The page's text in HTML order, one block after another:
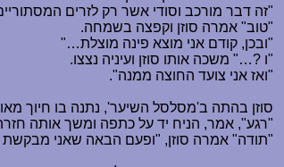
"זה דבר מורכב וסודי אשר רק לזרים
"טוב" אמרה סוזן וקפצה בשמחה.
"ובכן, קודם אני מוצא פינה מוצלת…
"
"ו ?…" משכה אותו סוזן ועיניה נצצו.
"ואז אני צועד החוצה ממנה".
סוזן בהתה ב'מסלסל השיער', נתנה בו חיוך
"רגע", אמר, הניח יד על כתפה ומשך אותה
"תודה" אמרה סוזן, "ופעם הבאה שאני